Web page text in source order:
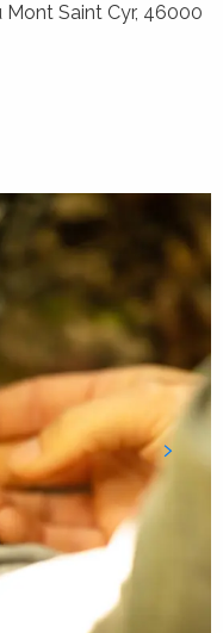
Saint Cyr, 46000